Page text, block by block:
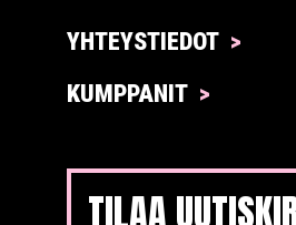
YHTEYSTIEDOT
KUMPPANIT
TILAA